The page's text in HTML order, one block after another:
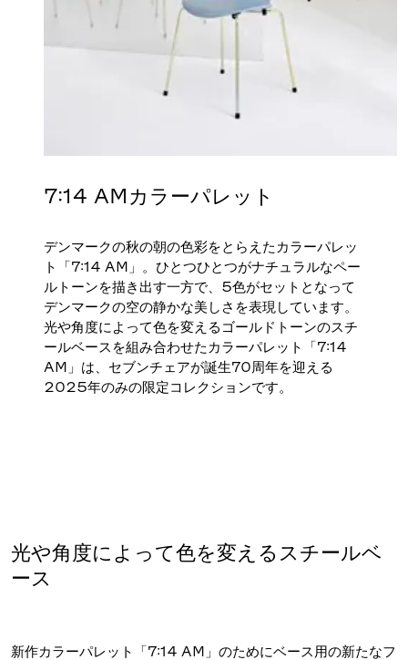
7:14 AMカラーパレット
デンマークの秋の朝の色彩をとらえたカラーパレッ
ト「7:14 AM」。ひとつひとつがナチュラルなペー
ルトーンを描き出す一方で、5色がセットとなって
デンマークの空の静かな美しさを表現しています。
光や角度によって色を変えるゴールドトーンのスチ
ールベースを組み合わせたカラーパレット「7:14
AM」は、セブンチェアが誕生70周年を迎える
2025年のみの限定コレクションです。
光や角度によって色を変えるスチールベ
ース
新作カラーパレット「7:14 AM」のためにベース用の新たなフ